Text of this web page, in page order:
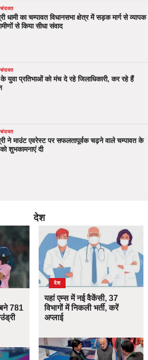
चंपावत
धामी का चम्पावत विधानसभा क्षेत्र में सड़क मार्ग से व्यापक
से किया सीधा संवाद
चंपावत
युवा प्रतिभाओं को मंच दे रहे जिलाधिकारी, कर रहे हैं
चंपावत
ने माउंट एवरेस्ट पर सफलतापूर्वक चढ़ने वाले चम्पावत के
को शुभकामनाएं दी
देश
781
देश
यहां एम्स में नई वैकेंसी, 37
विभागों में निकली भर्ती, करें
अप्लाई